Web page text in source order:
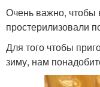
Очень важно,
простерилизовали
Для того чтобы
зиму, нам